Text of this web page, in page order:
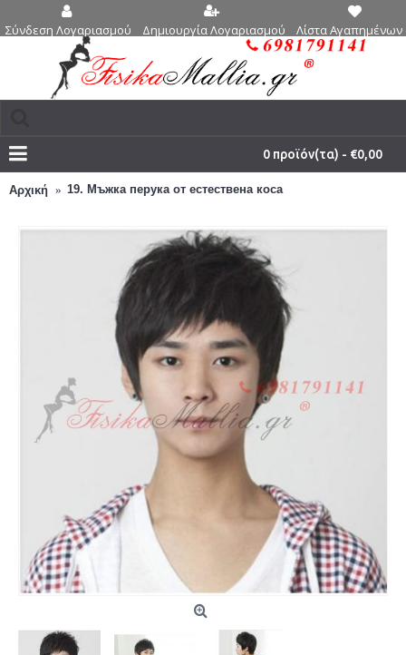
Σύνδεση Λογαριασμού Δημιουργία Λογαριασμού Λίστα Αγαπημένων
0 προϊόν(τα) - €0,00
Αρχική 19. Мъжка перука от естествена коса